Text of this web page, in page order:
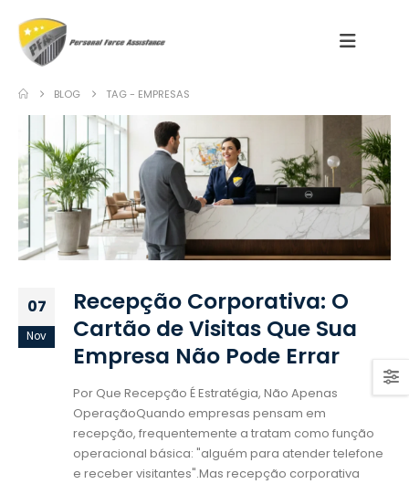
BLOG TAG - EMPRESAS
07
Nov
Recepção Corporativa: O
Cartão de Visitas Que Sua
Empresa Não Pode Errar
Por Que Recepção É Estratégia, Não Apenas
OperaçãoQuando empresas pensam em
recepção, frequentemente a tratam como função
operacional básica: "alguém para atender telefone
e receber visitantes".Mas recepção corporativa